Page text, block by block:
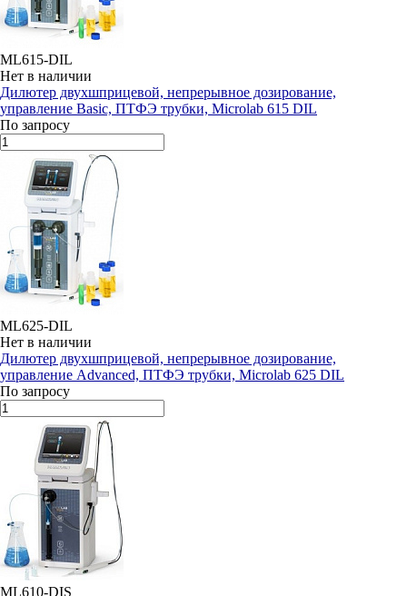
ML615-DIL
Нет в наличии
Дилютер двухшприцевой, непрерывное дозирование,
управление Basic, ПТФЭ трубки, Microlab 615 DIL
По запросу
ML625-DIL
Нет в наличии
Дилютер двухшприцевой, непрерывное дозирование,
управление Advanced, ПТФЭ трубки, Microlab 625 DIL
По запросу
ML610-DIS